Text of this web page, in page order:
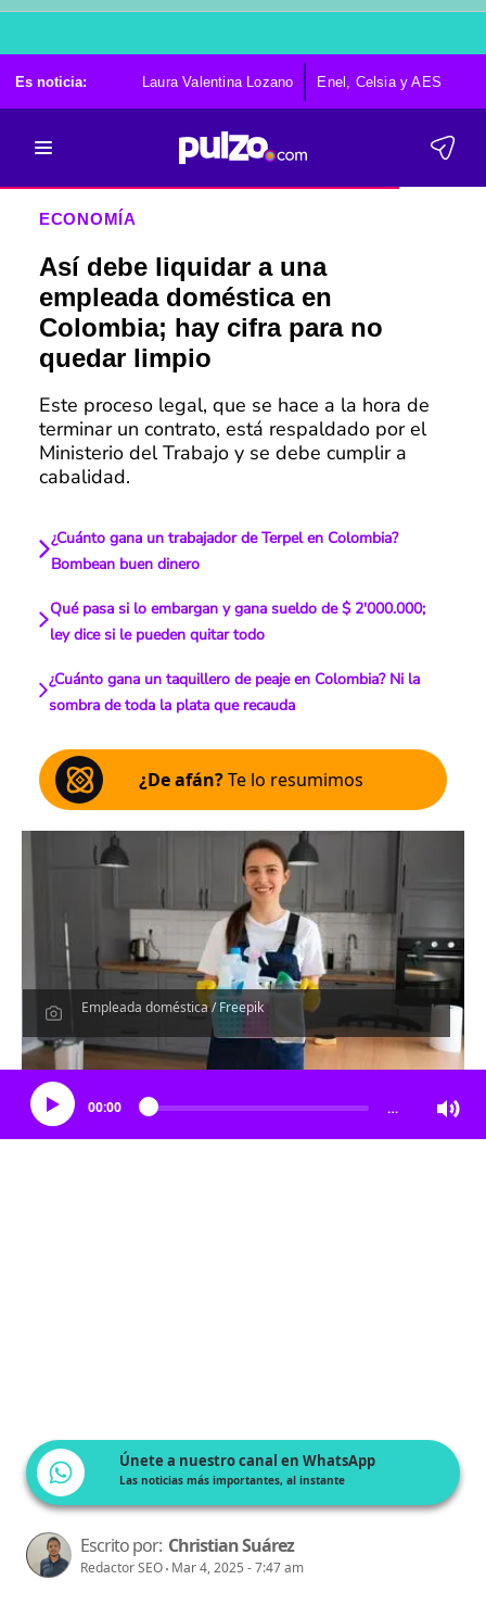
Es noticia: Laura Valentina Lozano Enel, Celsia y AES
ECONOMÍA
Así debe liquidar a una
empleada doméstica en
Colombia; hay cifra para no
quedar limpio
Este proceso legal, que se hace a la hora de
terminar un contrato, está respaldado por el
Ministerio del Trabajo y se debe cumplir a
cabalidad.
¿Cuánto gana un trabajador de Terpel en Colombia?
Bombean buen dinero
Qué pasa si lo embargan y gana sueldo de $ 2'000.000;
ley dice si le pueden quitar todo
¿Cuánto gana un taquillero de peaje en Colombia? Ni la
sombra de toda la plata que recauda
¿De afán?Te lo resumimos
Empleada doméstica / Freepik
Escucha el artículo
00:00 …
Únete a nuestro canal en WhatsApp
Las noticias más importantes, al instante
Escrito por: Christian Suárez
Redactor SEO Mar 4, 2025 - 7:47 am